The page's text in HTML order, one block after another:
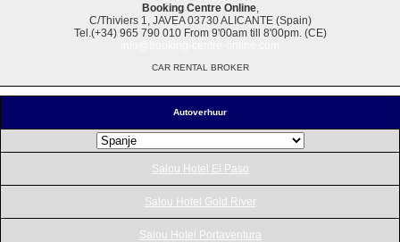
Autoverhuur
Salou Hotel El Paso
Salou Hotel Gold River
Salou Hotel Portaventura
Booking Centre Online,
C/Thiviers 1, JAVEA 03730 ALICANTE (Spain)
Tel.(+34) 965 790 010 From 9'00am till 8'00pm. (CE)
CAR RENTAL BROKER